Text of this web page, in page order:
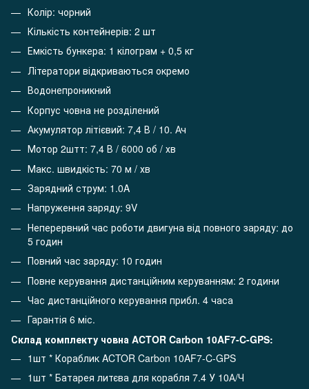
Колір: чорний
Кількість контейнерів: 2 шт
Емкість бункера: 1 кілограм + 0,5 кг
Літератори відкриваються окремо
Водонепроникний
Корпус човна не розділений
Акумулятор літієвий: 7,4 В / 10. Ач
Мотор 2штт: 7,4 В / 6000 об / хв
Макс. швидкість: 70 м / хв
Зарядний струм: 1.0A
Напруження заряду: 9V
Неперервний час роботи двигуна від повного заряду: до
5 годин
Повний час заряду: 10 годин
Повне керування дистанційним керуванням: 2 години
Час дистанційного керування прибл. 4 часа
Гарантія 6 міс.
Склад комплекту човна ACTOR Carbon 10AF7-C-GPS:
1шт * Кораблик ACTOR Carbon 10AF7-C-GPS
1шт * Батарея литєва для корабля 7.4 У 10А/Ч